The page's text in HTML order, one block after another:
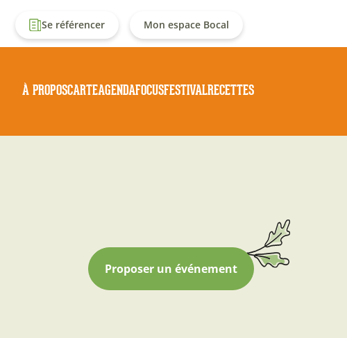
Menu
du
Se référencer Mon espace Bocal
Navigation
principale
À PROPOSCARTEAGENDAFOCUSFESTIVALRECETTES
Proposer un événement